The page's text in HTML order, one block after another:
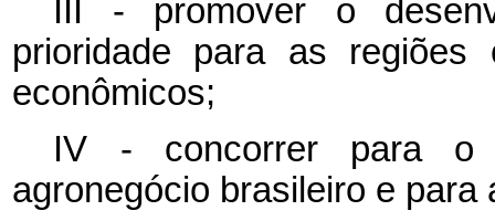
III - promover o
prioridade para as
econômicos;
IV - concorrer para o
agronegócio brasileiro e